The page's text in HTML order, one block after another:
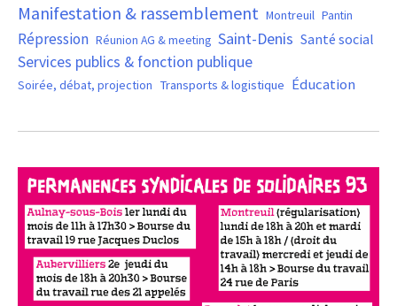
Manifestation & rassemblement Montreuil Pantin
Répression Réunion AG & meeting Saint-Denis Santé social
Services publics & fonction publique
Soirée, débat, projection Transports & logistique Éducation